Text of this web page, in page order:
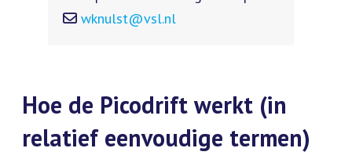
wknulst@vsl.nl
Hoe de Picodrift werkt (in
relatief eenvoudige termen)